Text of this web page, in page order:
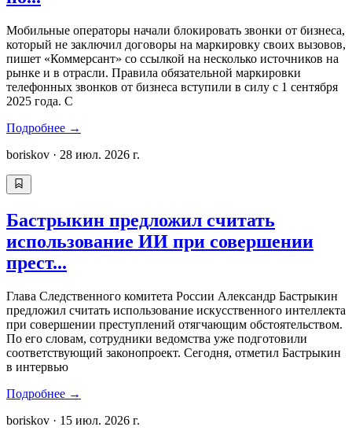
Мобильные операторы начали блокировать звонки от бизнеса,
который не заключил договоры на маркировку своих вызовов,
пишет «Коммерсант» со ссылкой на несколько источников на
рынке и в отрасли. Правила обязательной маркировки
телефонных звонков от бизнеса вступили в силу с 1 сентября
2025 года. С
Подробнее →
boriskov · 28 июл. 2026 г.
Бастрыкин предложил считать
использование ИИ при совершении
прест...
Глава Следственного комитета России Александр Бастрыкин
предложил считать использование искусственного интеллекта
при совершении преступлений отягчающим обстоятельством.
По его словам, сотрудники ведомства уже подготовили
соответствующий законопроект. Сегодня, отметил Бастрыкин
в интервью
Подробнее →
boriskov · 15 июл. 2026 г.